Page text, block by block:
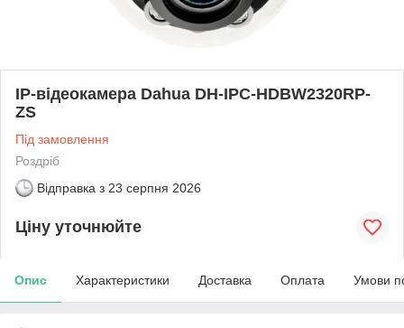
IP-відеокамера Dahua DH-IPC-HDBW2320RP-
ZS
Під замовлення
Роздріб
Відправка з 23 серпня 2026
Ціну уточнюйте
Опис Характеристики Доставка Оплата Умови